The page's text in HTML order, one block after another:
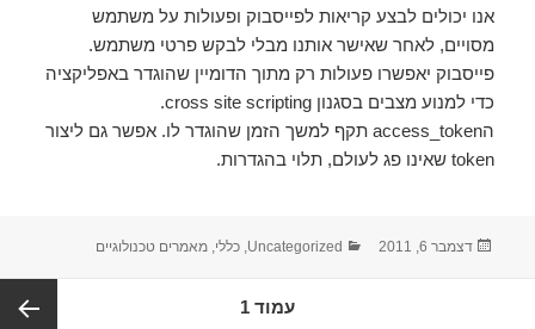
אנו יכולים לבצע קריאות לפייסבוק ופעולות על משתמש
מסויים, לאחר שאישר אותנו מבלי לבקש פרטי משתמש.
פייסבוק יאפשרו פעולות רק מתוך הדומיין שהוגדר באפליקציה
כדי למנוע מצבים בסגנון cross site scripting.
הaccess_token תקף למשך הזמן שהוגדר לו. אפשר גם ליצור
token שאינו פג לעולם, תלוי בהגדרות.
פורסם
דצמבר 6, 2011 קטגוריות
Uncategorized
,כללי,מאמרים טכנולוגיים
עמוד 1